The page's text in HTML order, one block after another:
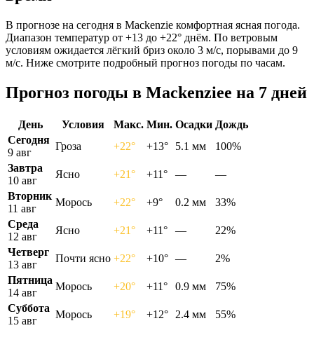
В прогнозе на сегодня в Mackenzie комфортная ясная погода.
Диапазон температур от +13 до +22° днём. По ветровым
условиям ожидается лёгкий бриз около 3 м/с, порывами до 9
м/с. Ниже смотрите подробный прогноз погоды по часам.
Прогноз погоды в Mackenzieе на 7 дней
День Условия Макс. Мин. Осадки Дождь
Сегодня
9 авг
Гроза +22° +13° 5.1 мм
100%
Завтра
10 авг
Ясно +21° +11° —
—
Вторник
11 авг
Морось +22° +9° 0.2 мм
33%
Среда
12 авг
Ясно +21° +11° —
22%
Четверг
13 авг
Почти ясно +22° +10° —
2%
Пятница
14 авг
Морось +20° +11° 0.9 мм
75%
Суббота
15 авг
Морось +19° +12° 2.4 мм 55%